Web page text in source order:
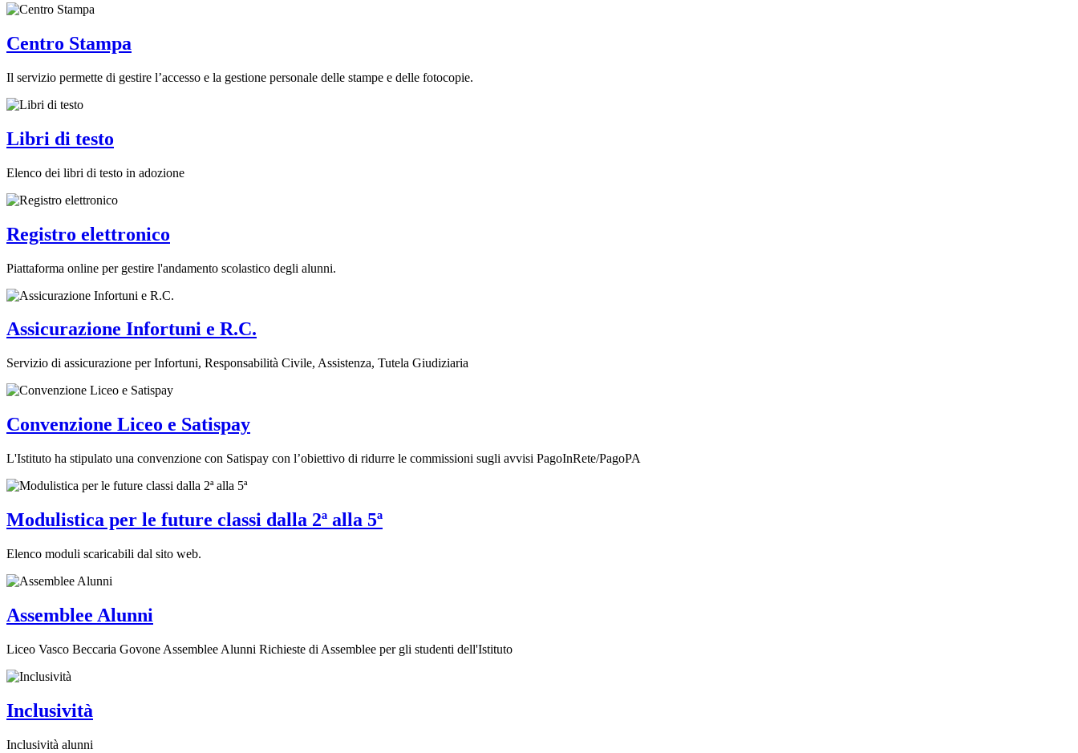
Centro Stampa
Il servizio permette di gestire l’accesso e la gestione personale delle stampe e delle fotocopie.
Libri di testo
Elenco dei libri di testo in adozione
Registro elettronico
Piattaforma online per gestire l'andamento scolastico degli alunni.
Assicurazione Infortuni e R.C.
Servizio di assicurazione per Infortuni, Responsabilità Civile, Assistenza, Tutela Giudiziaria
Convenzione Liceo e Satispay
L'Istituto ha stipulato una convenzione con Satispay con l’obiettivo di ridurre le commissioni sugli avvisi PagoInRete/PagoPA
Modulistica per le future classi dalla 2ª alla 5ª
Elenco moduli scaricabili dal sito web.
Assemblee Alunni
Liceo Vasco Beccaria Govone Assemblee Alunni Richieste di Assemblee per gli studenti dell'Istituto
Inclusività
Inclusività alunni